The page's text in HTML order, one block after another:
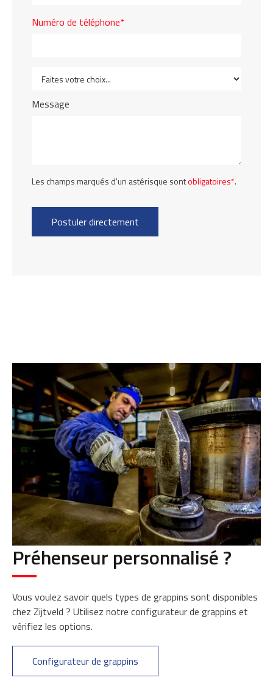
Numéro de téléphone*
Message
Les champs marqués d'un astérisque sontobligatoires*.
Préhenseur personnalisé ?
Vous voulez savoir quels types de grappins sont disponibles
chez Zijtveld ? Utilisez notre configurateur de grappins et
vérifiez les options.
Configurateur de grappins